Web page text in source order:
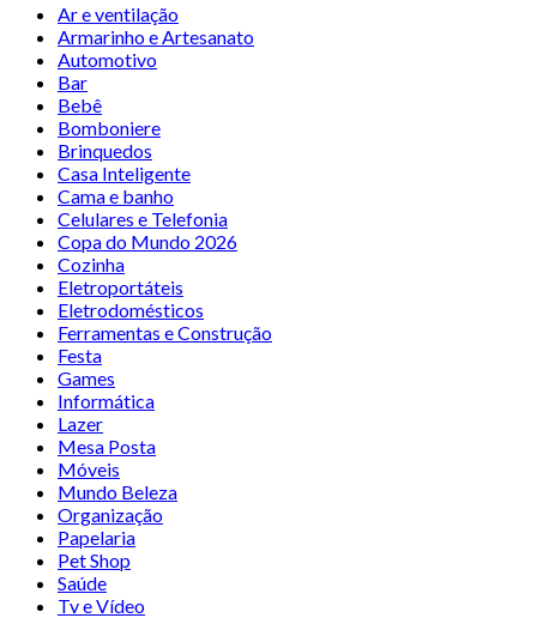
Ar e ventilação
Armarinho e Artesanato
Automotivo
Bar
Bebê
Bomboniere
Brinquedos
Casa Inteligente
Cama e banho
Celulares e Telefonia
Copa do Mundo 2026
Cozinha
Eletroportáteis
Eletrodomésticos
Ferramentas e Construção
Festa
Games
Informática
Lazer
Mesa Posta
Móveis
Mundo Beleza
Organização
Papelaria
Pet Shop
Saúde
Tv e Vídeo